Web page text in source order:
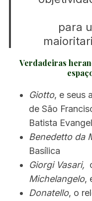
para
Verdadeiras
Giotto, e seus
de São
Batista
Benedetto da
Basílica
Giorgi Vasari,
Michelangelo,
Donatello, o